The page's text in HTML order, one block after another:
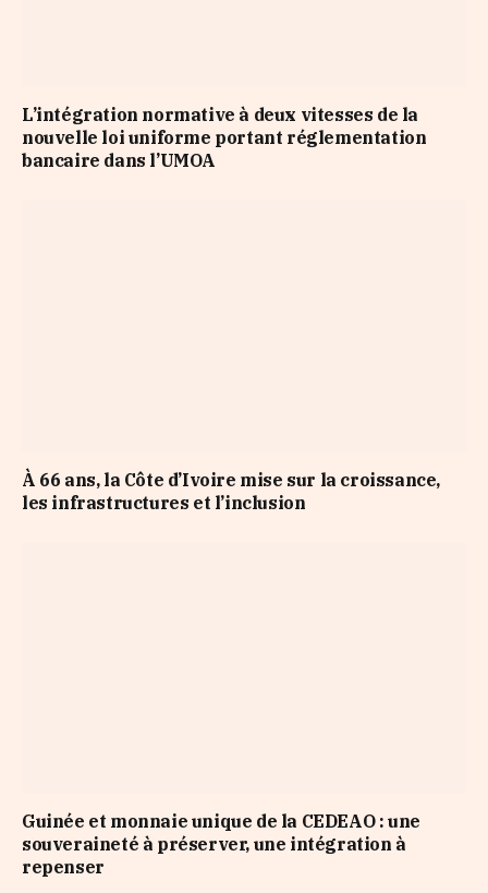
L’intégration normative à deux vitesses de la
nouvelle loi uniforme portant réglementation
bancaire dans l’UMOA
À 66 ans, la Côte d’Ivoire mise sur la croissance,
les infrastructures et l’inclusion
Guinée et monnaie unique de la CEDEAO : une
souveraineté à préserver, une intégration à
repenser